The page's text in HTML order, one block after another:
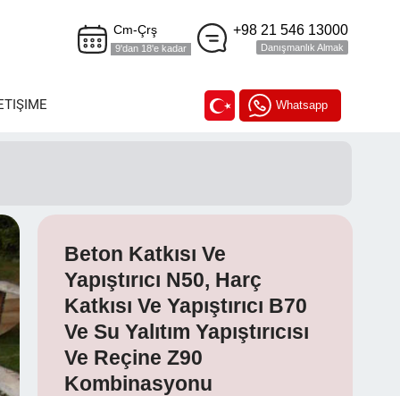
Cm-Çrş
9'dan 18'e kadar
+98 21 546 13000
Danışmanlık Almak
Whatsapp
Beton Katkısı Ve
Yapıştırıcı N50, Harç
Katkısı Ve Yapıştırıcı B70
Ve Su Yalıtım Yapıştırıcısı
Ve Reçine Z90
Kombinasyonu